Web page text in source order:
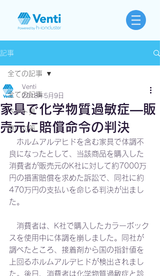
記事
全ての記事
ペット臭
臭い対策
全ての記事
家具で化学物質過敏症―販
売元に賠償命令の判決
Venti
2018年5月9日
ホルムアルデヒドを含む家具で体調不
良になったとして、当該商品を購入した
消費者が販売元のK社に対して約7000万
円の損害賠償を求めた訴訟で、同社に約
470万円の支払いを命じる判決が出まし
た。
消費者は、K社で購入したカラーボック
スを使用中に体調を崩しました。同社が
調べたところ、接着剤から国の指針値を
上回るホルムアルデヒドが検出されまし
た。後日、消費者は化学物質過敏症と診